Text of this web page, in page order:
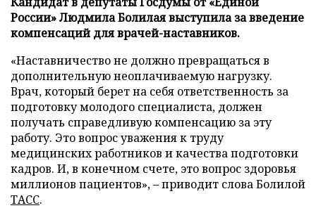
России» Людмила Болилая выступила за введение
компенсаций для врачей-наставников.
«Наставничество не должно превращаться в
дополнительную неоплачиваемую нагрузку.
Врач, который берет на себя ответственность за
подготовку молодого специалиста, должен
получать справедливую компенсацию за эту
работу. Это вопрос уважения к труду
медицинских работников и качества подготовки
кадров. И, в конечном счете, это вопрос здоровья
миллионов пациентов», – приводит слова Болилой
ТАСС.